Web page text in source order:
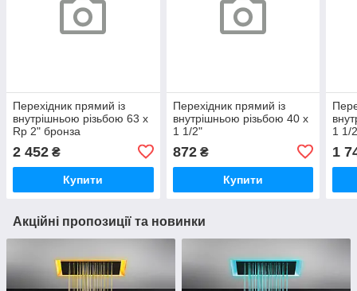
Перехідник прямий із
внутрішньою різьбою 63 x
Rp 2" бронза
2 452 ₴
Купити
Перехідник прямий із
внутрішньою різьбою 40 х
1 1/2"
872₴
Купити
1 1/
1
Акційні пропозиції та новинки